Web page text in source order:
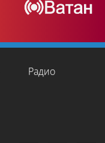
Радио